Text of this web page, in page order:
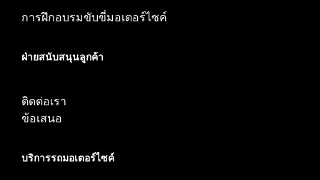
การฝึกอบรมขับขี่มอเตอร์ไซค์
ฝ่ายสนับสนุนลูกค้า
ติดต่อเรา
ข้อเสนอ
บริการรถมอเตอร์ไซค์​